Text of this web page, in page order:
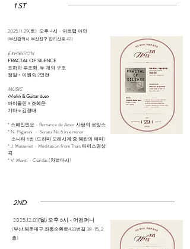
1 ST
2025.11.29(토) 오후 4시 - 아트랩 아인
(부산광역시 부산진구 만리산로 42)
EXHIBITION
FRACTAL OF SILENCE
조화와 부조화, 두 개의 구조
정일 × 이원숙 2인전
MUSIC
<Violin & Guitar duo>
바이올린 ∞조혜운
기타∞ 김경태
* 스페인민요 - Romance de Amor 사랑의 로망스
* N. Paganini - Sonata No.6 in e minor
소나타 6번 (드라마 모래시계 중 혜린의 테마)
* J. Massenet - Meditation from Thais 타이스명상
곡
* V. Monti - Csárdás (차르다시)
2ND
2025.12.01(월) 오후 6시 - 어컴퍼니
(부산 해운대구 좌동순환로433번길 38-15, 2
층)